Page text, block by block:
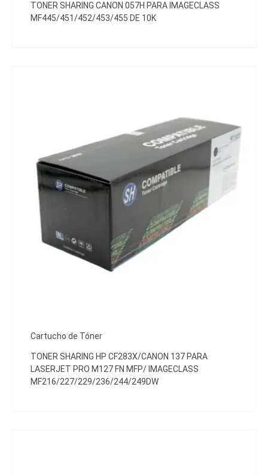
TONER SHARING CANON 057H PARA IMAGECLASS
MF445/451/452/453/455 DE 10K
Cartucho de Tóner
TONER SHARING HP CF283X/CANON 137 PARA
LASERJET PRO M127 FN MFP/ IMAGECLASS
MF216/227/229/236/244/249DW